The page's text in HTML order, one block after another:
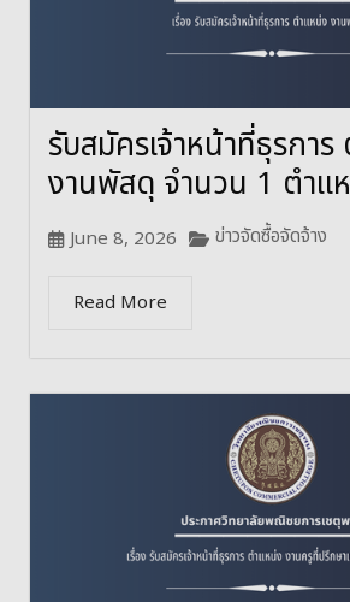
รับสมัครเจ้าหน้าที่ธุรกา
งานพัสดุ จำนวน 1 ตำแ
June 8, 2026 ข่าวจัดซื้อจัดจ้าง
Read More